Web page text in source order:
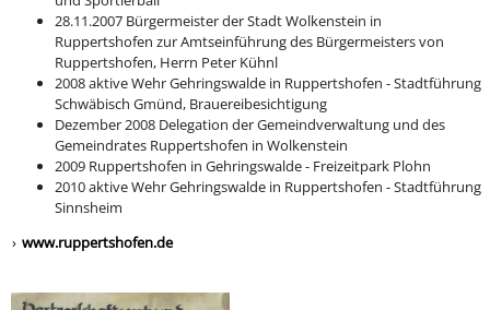
28.11.2007 Bürgermeister der Stadt Wolkenstein in
Ruppertshofen zur Amtseinführung des Bürgermeisters von
Ruppertshofen, Herrn Peter Kühnl
2008 aktive Wehr Gehringswalde in Ruppertshofen - Stadtführung
Schwäbisch Gmünd, Brauereibesichtigung
Dezember 2008 Delegation der Gemeindverwaltung und des
Gemeindrates Ruppertshofen in Wolkenstein
2009 Ruppertshofen in Gehringswalde - Freizeitpark Plohn
2010 aktive Wehr Gehringswalde in Ruppertshofen - Stadtführung
Sinnsheim
www.ruppertshofen.de